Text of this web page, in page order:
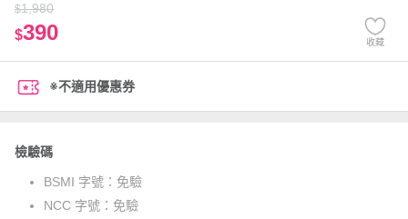
$1,980
$390 收藏
※不適用優惠券
檢驗碼
BSMI 字號： 免驗
NCC 字號： 免驗